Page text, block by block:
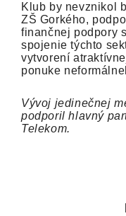
Klub by nevznikol
ZŠ Gorkého,
finančnej podpory
spojenie týchto
vytvorení
ponuke
Vývoj jedinečnej
podporil hlavný
Telekom.